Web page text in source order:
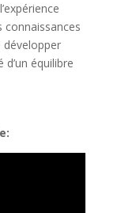
connaissances
équilibre